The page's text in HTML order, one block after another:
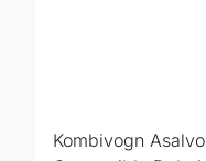
Kombivogn Asalvo